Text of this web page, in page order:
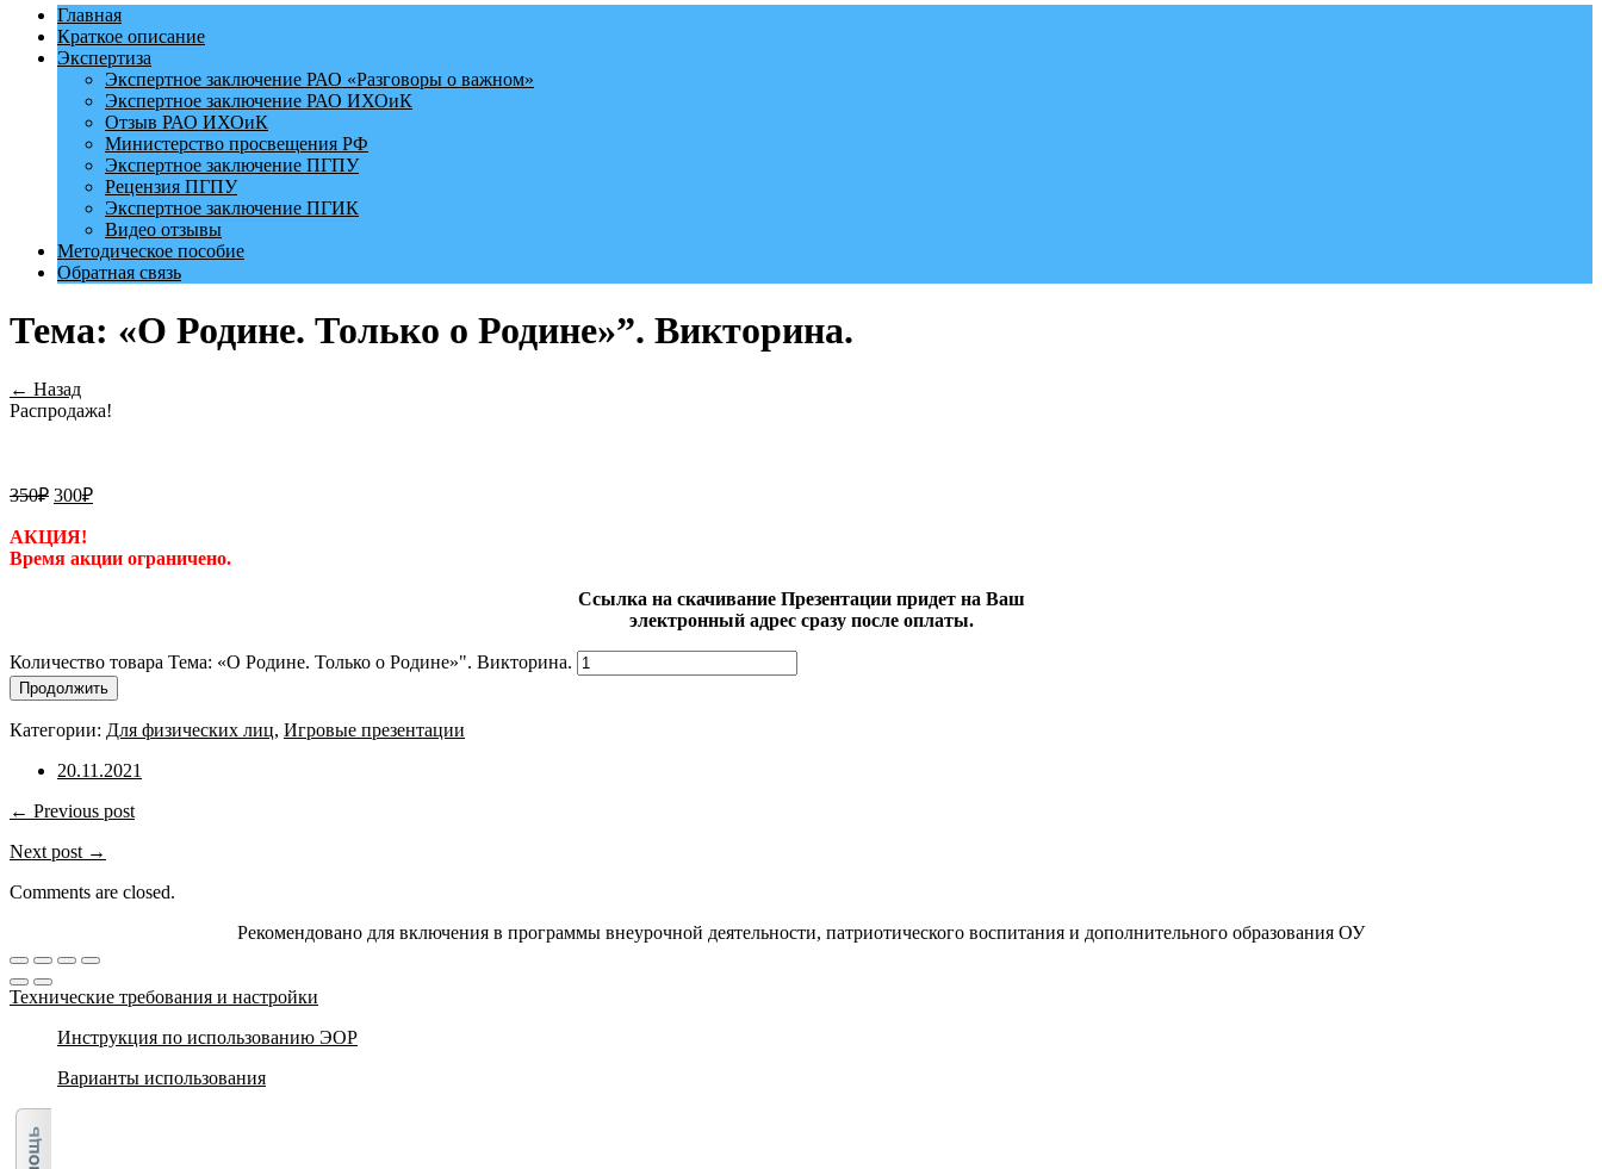
Главная
Краткое описание
Экспертиза
Экспертное заключение РАО «Разговоры о важном»
Экспертное заключение РАО ИХОиК
Отзыв РАО ИХОиК
Министерство просвещения РФ
Экспертное заключение ПГПУ
Рецензия ПГПУ
Экспертное заключение ПГИК
Видео отзывы
Методическое пособие
Обратная связь
Тема: «О Родине. Только о Родине»”. Викторина.
← Назад
Распродажа!
350₽ 300₽
АКЦИЯ!
Время акции ограничено.
Ссылка на скачивание Презентации придет на Ваш
электронный адрес сразу после оплаты.
Количество товара Тема: «О Родине. Только о Родине»". Викторина.
Продолжить
Категории: Для физических лиц, Игровые презентации
20.11.2021
← Previous post
Next post →
Comments are closed.
Рекомендовано для включения в программы внеурочной деятельности, патриотического воспитания и дополнительного образования ОУ
Технические требования и настройки
Инструкция по использованию ЭОР
Варианты использования